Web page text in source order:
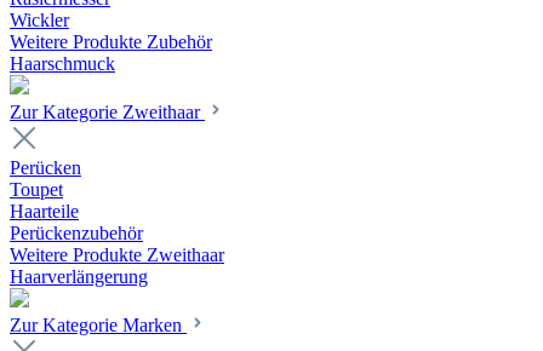
Wickler
Weitere Produkte Zubehör
Haarschmuck
Zur Kategorie Zweithaar
Perücken
Toupet
Haarteile
Perückenzubehör
Weitere Produkte Zweithaar
Haarverlängerung
Zur Kategorie Marken